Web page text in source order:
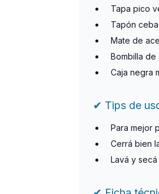
Tapa pico
Tapón
Mate de
Bombilla de
Caja negra
✔ Tips de
Para mejor
Cerrá bien
Lavá y